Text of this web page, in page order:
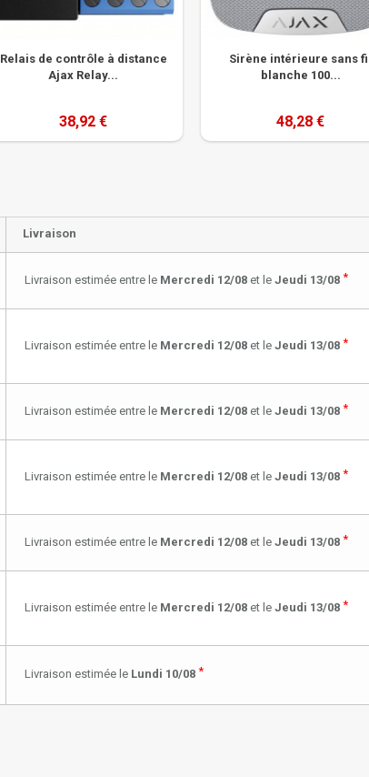
Relais de contrôle à distance
Ajax Relay...
38,92 €
Sirène intérieure sans fil
blanche 100...
48,28 €
Livraison
Livraison estimée entre le Mercredi 12/08 et le Jeudi 13/08 *
Livraison estimée entre le Mercredi 12/08 et le Jeudi 13/08 *
Livraison estimée entre le Mercredi 12/08 et le Jeudi 13/08 *
Livraison estimée entre le Mercredi 12/08 et le Jeudi 13/08 *
Livraison estimée entre le Mercredi 12/08 et le Jeudi 13/08 *
Livraison estimée entre le Mercredi 12/08 et le Jeudi 13/08 *
Livraison estimée le Lundi 10/08 *